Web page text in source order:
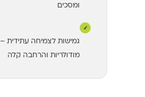
ומסכים
✓
גמישות לצמיחה עתידית –
מודולריות והרחבה קלה